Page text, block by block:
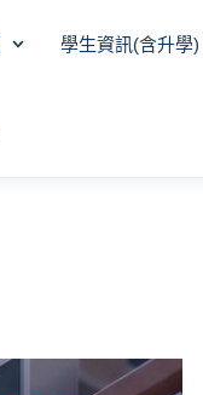
學生資訊(含升學)